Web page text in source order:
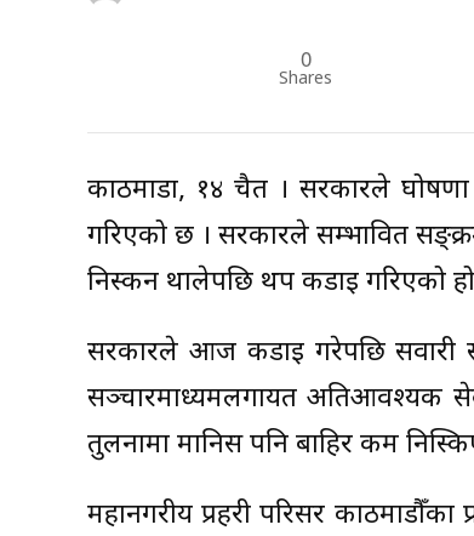
0
Shares
काठमाडाैं, १४ चैत । सरकारले
गरिएको छ । सरकारले सम्भावित
निस्कन थालेपछि थप कडाइ गरिएको
सरकारले आज कडाइ गरेपछि सवारी
सञ्चारमाध्यमलगायत अतिआवश्यक
तुलनामा मानिस पनि बाहिर कम
महानगरीय प्रहरी परिसर